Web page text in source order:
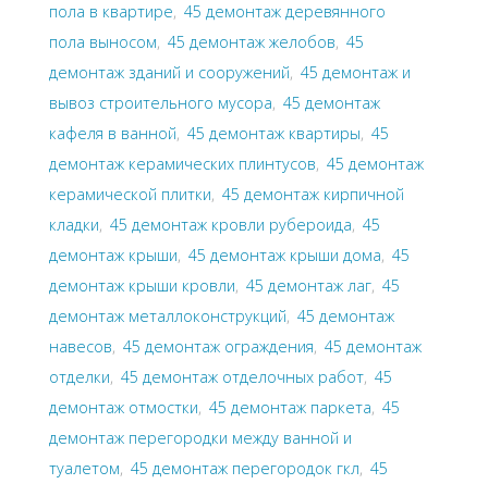
пола в квартире, 45 демонтаж деревянного
пола выносом, 45 демонтаж желобов, 45
демонтаж зданий и сооружений, 45 демонтаж и
вывоз строительного мусора, 45 демонтаж
кафеля в ванной, 45 демонтаж квартиры, 45
демонтаж керамических плинтусов, 45 демонтаж
керамической плитки, 45 демонтаж кирпичной
кладки, 45 демонтаж кровли рубероида, 45
демонтаж крыши, 45 демонтаж крыши дома, 45
демонтаж крыши кровли, 45 демонтаж лаг, 45
демонтаж металлоконструкций, 45 демонтаж
навесов, 45 демонтаж ограждения, 45 демонтаж
отделки, 45 демонтаж отделочных работ, 45
демонтаж отмостки, 45 демонтаж паркета, 45
демонтаж перегородки между ванной и
туалетом, 45 демонтаж перегородок гкл, 45